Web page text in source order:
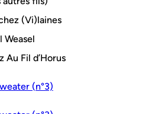
(Vi)laines
Weasel
Au Fil d’Horus